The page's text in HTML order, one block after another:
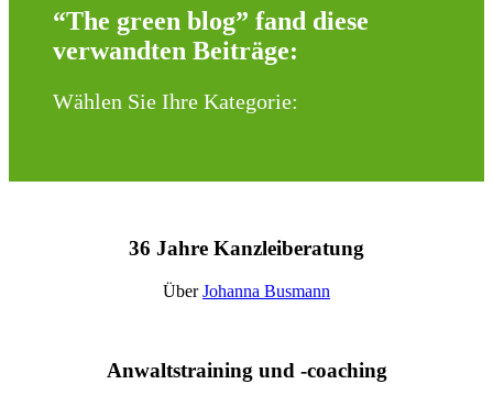
“The green blog” fand diese
verwandten Beiträge:
Wählen Sie Ihre Kategorie:
36 Jahre Kanzleiberatung
ÜberJohanna Busmann
Anwaltstraining und -coaching